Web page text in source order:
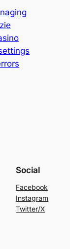
Social
Facebook
Instagram
Twitter/X